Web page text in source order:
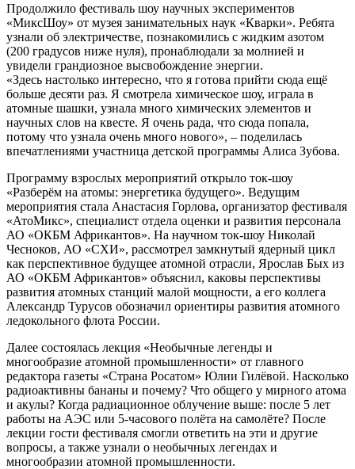
Продолжило фестиваль шоу научных экспериментов
«МиксШоу» от музея занимательных наук «Кварки». Ребята
узнали об электричестве, познакомились с жидким азотом
(200 градусов ниже нуля), пронаблюдали за молнией и
увидели грандиозное высвобождение энергии.
«Здесь настолько интересно, что я готова прийти сюда ещё
больше десяти раз. Я смотрела химическое шоу, играла в
атомные шашки, узнала много химических элементов и
научных слов на квесте. Я очень рада, что сюда попала,
потому что узнала очень много нового», – поделилась
впечатлениями участница детской программы Алиса Зубова.
Программу взрослых мероприятий открыло ток-шоу
«Разберём на атомы: энергетика будущего». Ведущим
мероприятия стала Анастасия Горлова, организатор фестиваля
«АтоМикс», специалист отдела оценки и развития персонала
АО «ОКБМ Африкантов». На научном ток-шоу Николай
Чесноков, АО «СХИ», рассмотрел замкнутый ядерный цикл
как перспективное будущее атомной отрасли, Ярослав Бых из
АО «ОКБМ Африкантов» объяснил, каковы перспективы
развития атомных станций малой мощности, а его коллега
Александр Турусов обозначил ориентиры развития атомного
ледокольного флота России.
Далее состоялась лекция «Необычные легенды и
многообразие атомной промышленности» от главного
редактора газеты «Страна Росатом» Юлии Гилёвой. Насколько
радиоактивны бананы и почему? Что общего у мирного атома
и акулы? Когда радиационное облучение выше: после 5 лет
работы на АЭС или 5-часового полёта на самолёте? После
лекции гости фестиваля смогли ответить на эти и другие
вопросы, а также узнали о необычных легендах и
многообразии атомной промышленности.